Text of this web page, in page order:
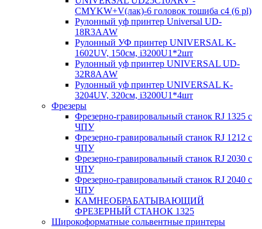
CMYKW+V(лак)-6 головок тошиба с4 (6 pl)
Рулонный уф принтер Universal UD-
18R3AAW
Рулонный УФ принтер UNIVERSAL K-
1602UV, 150см, i3200U1*2шт
Рулонный уф принтер UNIVERSAL UD-
32R8AAW
Рулонный уф принтер UNIVERSAL K-
3204UV, 320см, i3200U1*4шт
Фрезеры
Фрезерно-гравировальный станок RJ 1325 с
ЧПУ
Фрезерно-гравировальный станок RJ 1212 с
ЧПУ
Фрезерно-гравировальный станок RJ 2030 с
ЧПУ
Фрезерно-гравировальный станок RJ 2040 с
ЧПУ
КАМНЕОБРАБАТЫВАЮЩИЙ
ФРЕЗЕРНЫЙ СТАНОК 1325
Широкоформатные сольвентные принтеры